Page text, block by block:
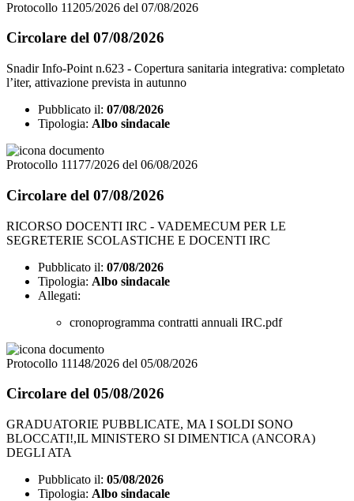
Protocollo 11205/2026 del 07/08/2026
Circolare del 07/08/2026
Snadir Info-Point n.623 - Copertura sanitaria integrativa: completato
l’iter, attivazione prevista in autunno
Pubblicato il: 07/08/2026
Tipologia: Albo sindacale
Protocollo 11177/2026 del 06/08/2026
Circolare del 07/08/2026
RICORSO DOCENTI IRC - VADEMECUM PER LE
SEGRETERIE SCOLASTICHE E DOCENTI IRC
Pubblicato il: 07/08/2026
Tipologia: Albo sindacale
Allegati:
cronoprogramma contratti annuali IRC.pdf
Protocollo 11148/2026 del 05/08/2026
Circolare del 05/08/2026
GRADUATORIE PUBBLICATE, MA I SOLDI SONO
BLOCCATI!,IL MINISTERO SI DIMENTICA (ANCORA)
DEGLI ATA
Pubblicato il: 05/08/2026
Tipologia: Albo sindacale